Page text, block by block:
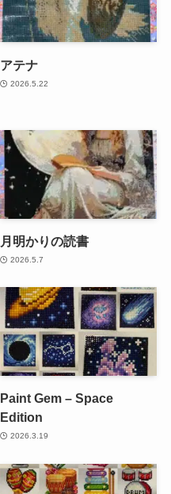
アテナ
2026.5.22
月明かりの読書
2026.5.7
Paint Gem – Space
Edition
2026.3.19